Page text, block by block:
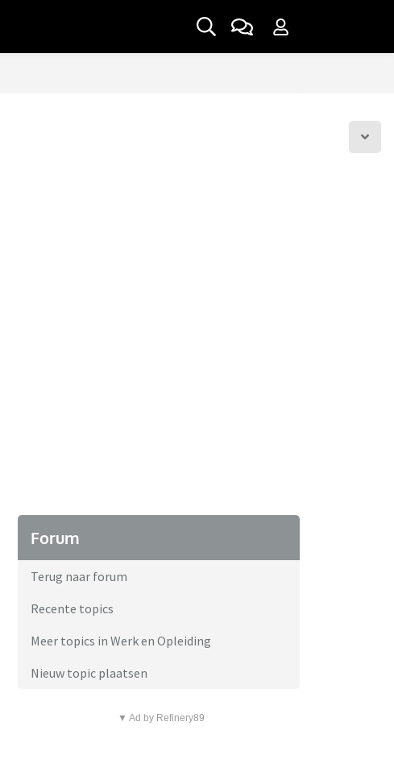
Forum
Terug naar forum
Recente topics
Meer topics in Werk en Opleiding
Nieuw topic plaatsen
▼ Ad by Refinery89